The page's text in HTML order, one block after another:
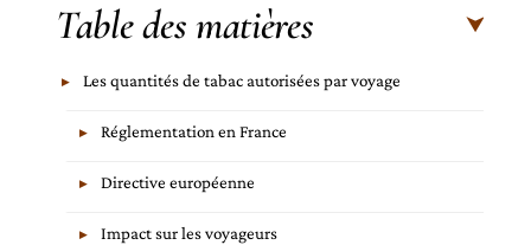
Table des matières
Les quantités de tabac autorisées par voyage
Réglementation en France
Directive européenne
Impact sur les voyageurs